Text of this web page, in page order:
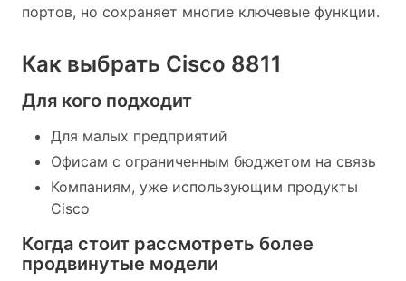
портов, но сохраняет многие ключевые функции.
Как выбрать Cisco 8811
Для кого подходит
Для малых предприятий
Офисам с ограниченным бюджетом на связь
Компаниям, уже использующим продукты
Cisco
Когда стоит рассмотреть более
продвинутые модели